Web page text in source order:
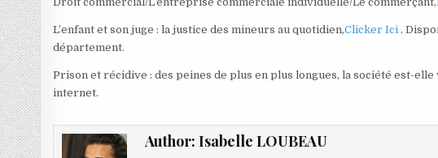
L’enfant et son juge : la justice des mineurs au quotidien,Clicker Ici .
département.
Prison et récidive : des peines de plus en plus longues, la société est-
internet.
Author: Isabelle LOUBEAU